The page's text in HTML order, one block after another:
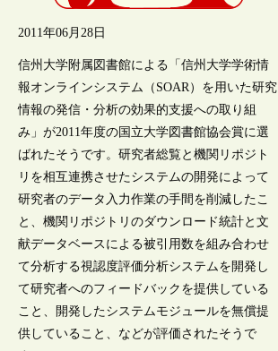
2011年06月28日
信州大学附属図書館による「信州大学学術情
報オンラインシステム（SOAR）を用いた研究
情報の発信・分析の効果的支援への取り組
み」が2011年度の国立大学図書館協会賞に選
ばれたそうです。研究者総覧と機関リポジト
リを相互連携させたシステムの開発によって
研究者のデータ入力作業の手間を削減したこ
と、機関リポジトリのダウンロード統計と文
献データベースによる被引用数を組み合わせ
て分析する視認度評価分析システムを開発し
て研究者へのフィードバックを提供している
こと、開発したシステムモジュールを無償提
供していること、などが評価されたそうで